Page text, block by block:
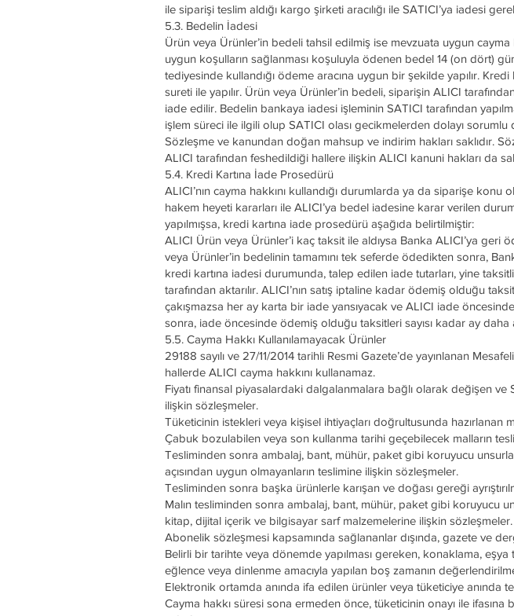
ile siparişi teslim aldığı kargo şirketi aracılığı ile SATICI’ya iadesi
5.3. Bedelin İadesi
Ürün veya Ürünler’in bedeli tahsil edilmiş ise mevzuata uygun
uygun koşulların sağlanması koşuluyla ödenen bedel 14 (on dört)
tediyesinde kullandığı ödeme aracına uygun bir şekilde yapılır.
sureti ile yapılır. Ürün veya Ürünler’in bedeli, siparişin ALICI
iade edilir. Bedelin bankaya iadesi işleminin SATICI tarafından
işlem süreci ile ilgili olup SATICI olası gecikmelerden dolayı
Sözleşme ve kanundan doğan mahsup ve indirim hakları saklıdır.
ALICI tarafından feshedildiği hallere ilişkin ALICI kanuni hakları da
5.4. Kredi Kartına İade Prosedürü
ALICI’nın cayma hakkını kullandığı durumlarda ya da siparişe
hakem heyeti kararları ile ALICI’ya bedel iadesine karar verilen
yapılmışsa, kredi kartına iade prosedürü aşağıda belirtilmiştir:
ALICI Ürün veya Ürünler’i kaç taksit ile aldıysa Banka ALICI’ya geri
veya Ürünler’in bedelinin tamamını tek seferde ödedikten sonra,
kredi kartına iadesi durumunda, talep edilen iade tutarları, yine
tarafından aktarılır. ALICI’nın satış iptaline kadar ödemiş olduğu
çakışmazsa her ay karta bir iade yansıyacak ve ALICI iade
sonra, iade öncesinde ödemiş olduğu taksitleri sayısı kadar ay
5.5. Cayma Hakkı Kullanılamayacak Ürünler
29188 sayılı ve 27/11/2014 tarihli Resmi Gazete’de yayınlanan
hallerde ALICI cayma hakkını kullanamaz.
Fiyatı finansal piyasalardaki dalgalanmalara bağlı olarak değişen ve
ilişkin sözleşmeler.
Tüketicinin istekleri veya kişisel ihtiyaçları doğrultusunda hazırlanan
Çabuk bozulabilen veya son kullanma tarihi geçebilecek malların
Tesliminden sonra ambalaj, bant, mühür, paket gibi koruyucu
açısından uygun olmayanların teslimine ilişkin sözleşmeler.
Tesliminden sonra başka ürünlerle karışan ve doğası gereği
Malın tesliminden sonra ambalaj, bant, mühür, paket gibi koruyucu
kitap, dijital içerik ve bilgisayar sarf malzemelerine ilişkin sözleşmeler.
Abonelik sözleşmesi kapsamında sağlananlar dışında, gazete ve
Belirli bir tarihte veya dönemde yapılması gereken, konaklama,
eğlence veya dinlenme amacıyla yapılan boş zamanın
Elektronik ortamda anında ifa edilen ürünler veya tüketiciye anında
Cayma hakkı süresi sona ermeden önce, tüketicinin onayı ile